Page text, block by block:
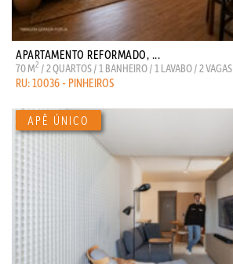
APARTAMENTO REFORMADO, ...
70 M2 / 2 QUARTOS / 1 BANHEIRO / 1 LAVABO / 2 VAGAS
RU: 10036 - PINHEIROS